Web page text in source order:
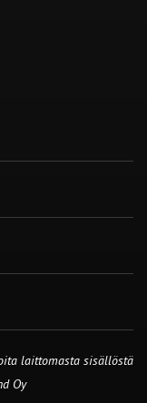
laittomasta sisällöstä
Oy